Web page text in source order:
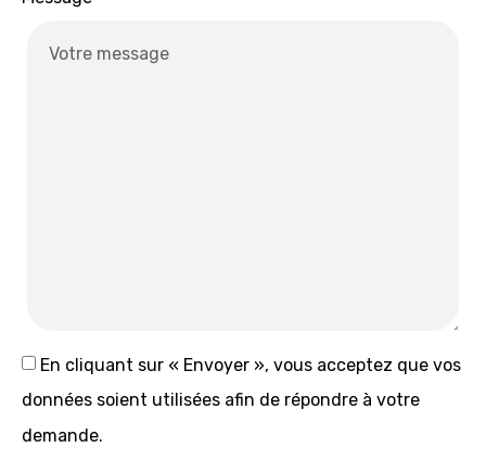
En cliquant sur « Envoyer », vous acceptez que vos
données soient utilisées afin de répondre à votre
demande.